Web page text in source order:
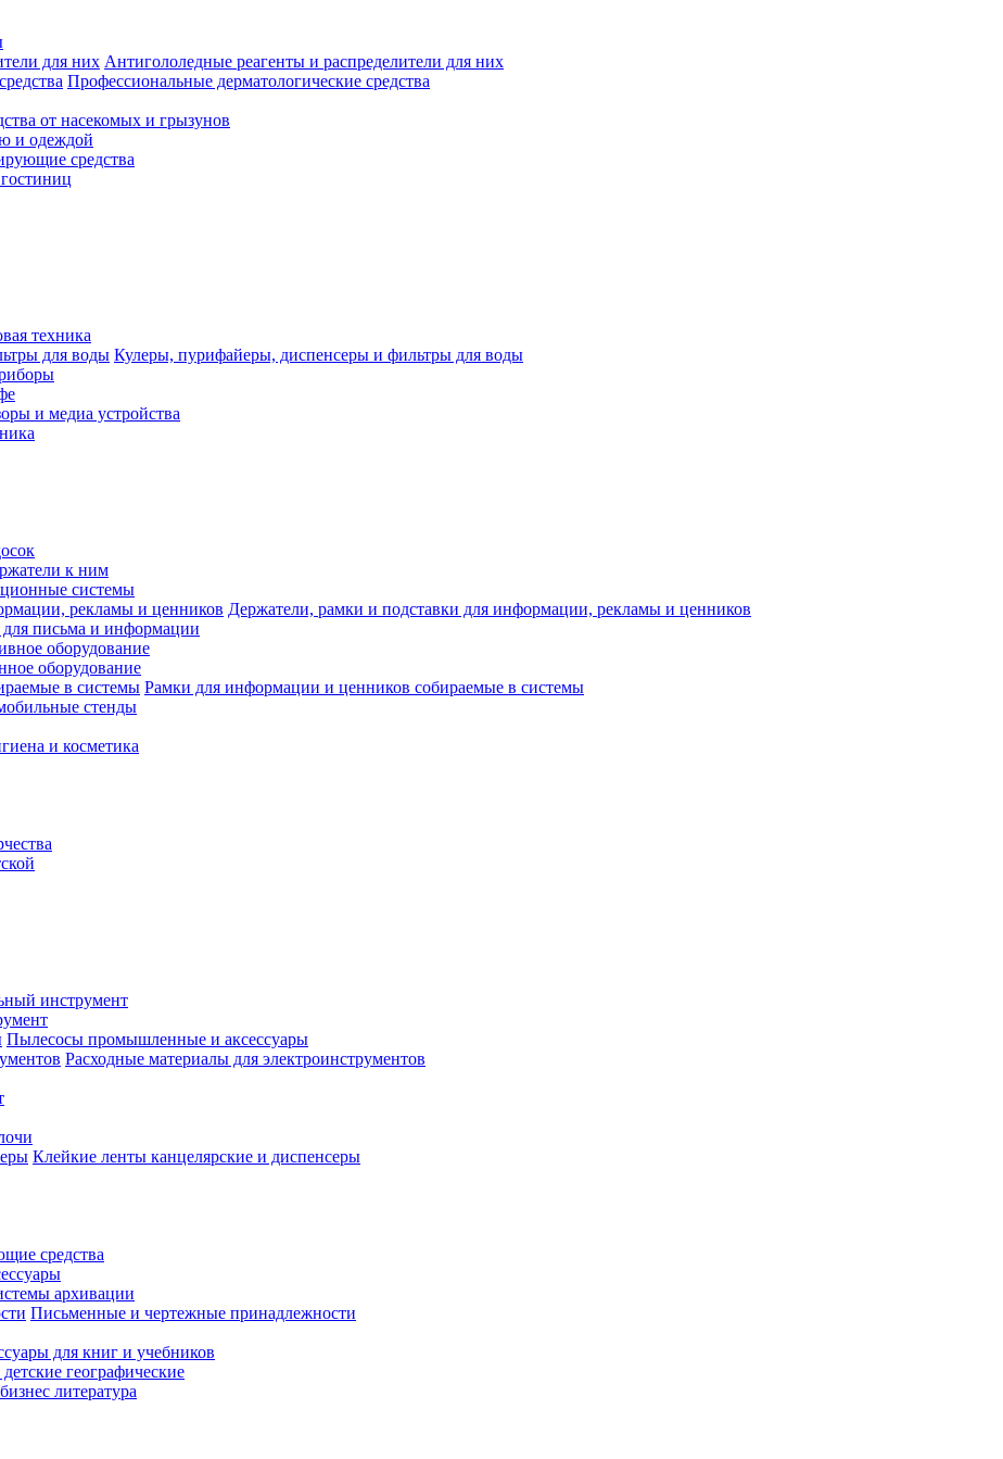
Антигололедные реагенты и распределители для них
Профессиональные дерматологические средства
от насекомых и грызунов
и одеждой
средства
техника
Кулеры, пурифайеры, диспенсеры и фильтры для воды
и медиа устройства
к ним
системы
Держатели, рамки и подставки для информации, рекламы и ценников
письма и информации
оборудование
оборудование
Рамки для информации и ценников собираемые в системы
стенды
и косметика
инструмент
Пылесосы промышленные и аксессуары
Расходные материалы для электроинструментов
Клейкие ленты канцелярские и диспенсеры
средства
архивации
Письменные и чертежные принадлежности
для книг и учебников
географические
литература